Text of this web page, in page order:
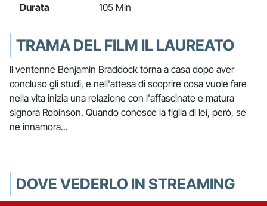
Durata
105 Min
TRAMA DEL FILM IL LAUREATO
Il ventenne Benjamin Braddock torna a casa dopo aver
concluso gli studi, e nell'attesa di scoprire cosa vuole fare
nella vita inizia una relazione con l'affascinate e matura
signora Robinson. Quando conosce la figlia di lei, però, se
ne innamora...
DOVE VEDERLO IN STREAMING